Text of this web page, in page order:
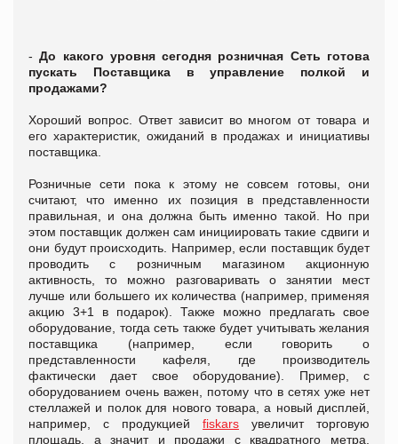
-До какого уровня сегодня розничная Сеть готова
пускать Поставщика в управление полкой и
продажами?
Хороший вопрос. Ответ зависит во многом от товара и
его характеристик, ожиданий в продажах и инициативы
поставщика.
Розничные сети пока к этому не совсем готовы, они
считают, что именно их позиция в представленности
правильная, и она должна быть именно такой. Но при
этом поставщик должен сам инициировать такие сдвиги и
они будут происходить. Например, если поставщик будет
проводить с розничным магазином акционную
активность, то можно разговаривать о занятии мест
лучше или большего их количества (например, применяя
акцию 3+1 в подарок). Также можно предлагать свое
оборудование, тогда сеть также будет учитывать желания
поставщика (например, если говорить о
представленности кафеля, где производитель
фактически дает свое оборудование). Пример, с
оборудованием очень важен, потому что в сетях уже нет
стеллажей и полок для нового товара, а новый дисплей,
например, с продукцией fiskars увеличит торговую
площадь, а значит и продажи с квадратного метра,